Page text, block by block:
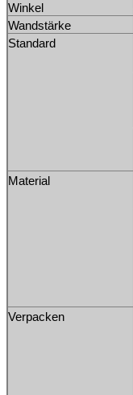
Winkel
Wandstärke
Standard
Material
Verpacken